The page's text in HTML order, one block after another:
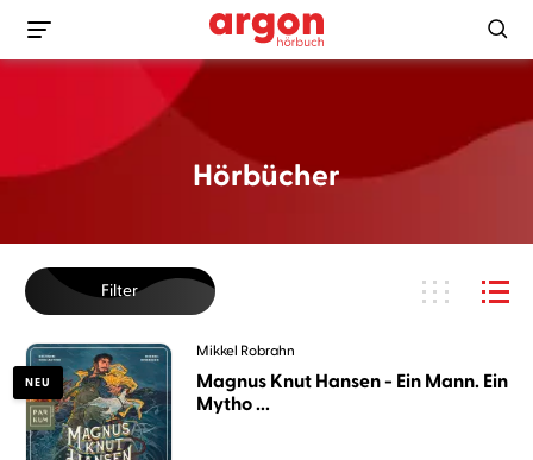
Hörbücher
Filter
NEU
Mikkel Robrahn
Magnus Knut Hansen - Ein Mann. Ein
Mytho ...